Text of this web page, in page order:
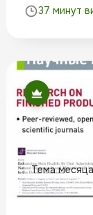
37 минут
Тема месяца